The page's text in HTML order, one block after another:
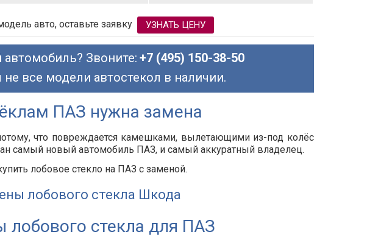
авто, оставьте заявку УЗНАТЬ ЦЕНУ
Звоните: +7 (495) 150-38-50
не все модели автостекол в наличии.
ПАЗ нужна замена
что повреждается камешками, вылетающими из-под колёс
самый новый автомобиль ПАЗ, и самый аккуратный владелец.
лобовое стекло на ПАЗ с заменой.
лобового стекла Шкода
лобового стекла для ПАЗ